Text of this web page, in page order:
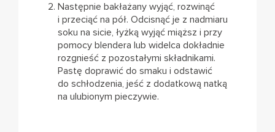
Następnie bakłażany wyjąć, rozwinąć
i przeciąć na pół. Odcisnąć je z nadmiaru
soku na sicie, łyżką wyjąć miąższ i przy
pomocy blendera lub widelca dokładnie
rozgnieść z pozostałymi składnikami.
Pastę doprawić do smaku i odstawić
do schłodzenia, jeść z dodatkową natką
na ulubionym pieczywie.